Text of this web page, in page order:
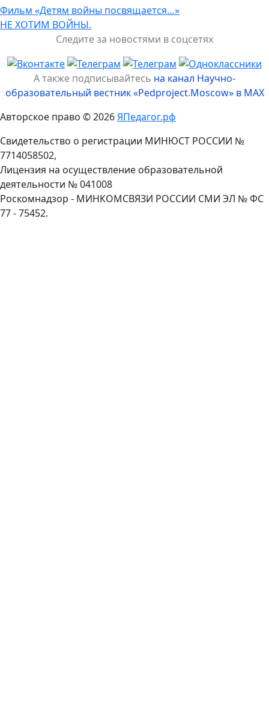
Навигация
по
записям
Фильм «Детям войны посвящается…»
НЕ ХОТИМ ВОЙНЫ.
Следите за новостями в соцсетях
А также подписывайтесь на канал Научно-
образовательный вестник «Pedproject.Moscow» в MAX
Авторское право © 2026ЯПедагог.рф
Свидетельство о регистрации МИНЮСТ РОССИИ №
7714058502,
Лицензия на осуществление образовательной
деятельности № 041008
Роскомнадзор - МИНКОМСВЯЗИ РОССИИ СМИ ЭЛ № ФС
77 - 75452.